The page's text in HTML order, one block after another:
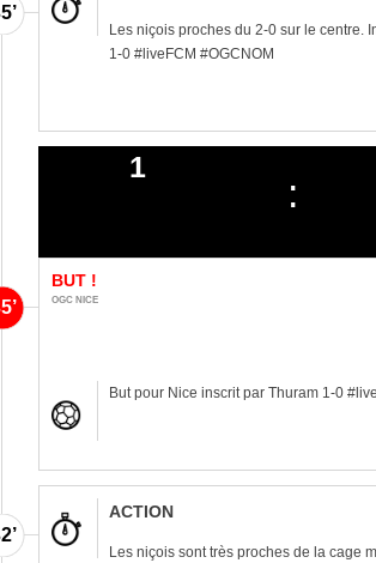
Les niçois proches du 2-0 sur le centre.
1-0 #liveFCM #OGCNOM
1
BUT !
OGC NICE
But pour Nice inscrit par Thuram 1-0
ACTION
Les niçois sont très proches de la cage